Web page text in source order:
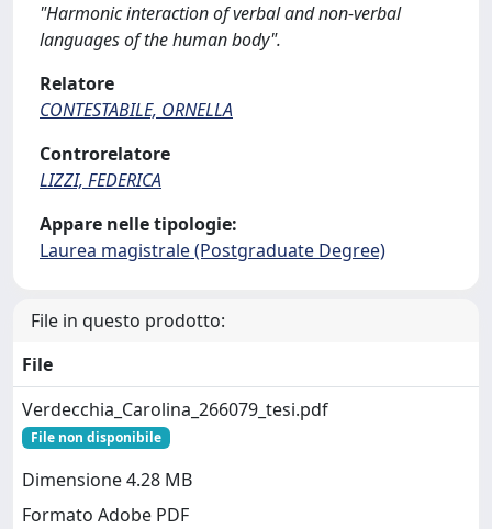
"Harmonic interaction of verbal and non-verbal
languages of the human body".
Relatore
CONTESTABILE, ORNELLA
Controrelatore
LIZZI, FEDERICA
Appare nelle tipologie:
Laurea magistrale (Postgraduate Degree)
File in questo prodotto:
File
Verdecchia_Carolina_266079_tesi.pdf
File non disponibile
Dimensione 4.28 MB
Formato Adobe PDF